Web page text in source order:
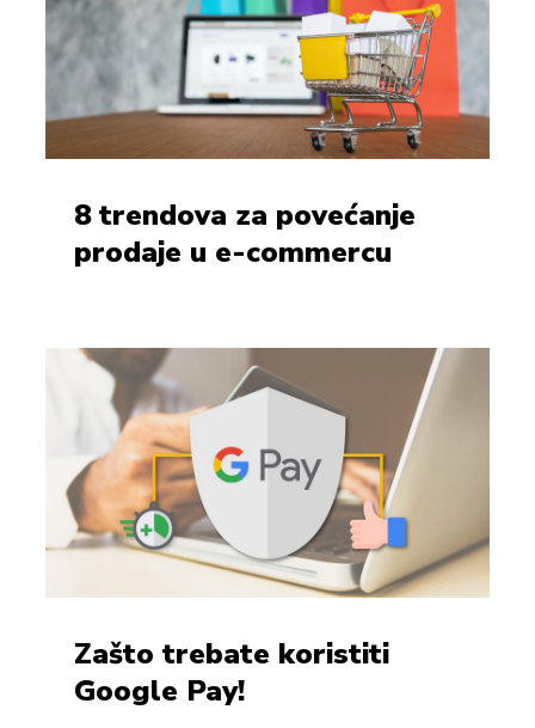
8 trendova za povećanje
prodaje u e-commercu
Zašto trebate koristiti
Google Pay!